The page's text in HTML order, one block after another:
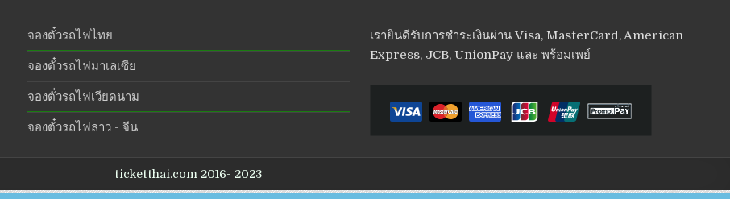
จองตั๋วรถไฟไทย
จองตั๋วรถไฟมาเลเซีย
จองตั๋วรถไฟเวียดนาม
จองตั๋วรถไฟลาว - จีน
เรายินดีรับการชำระเงินผ่าน Visa, MasterCard, American
Express, JCB, UnionPay และ พร้อมเพย์
ticketthai.com 2016- 2023